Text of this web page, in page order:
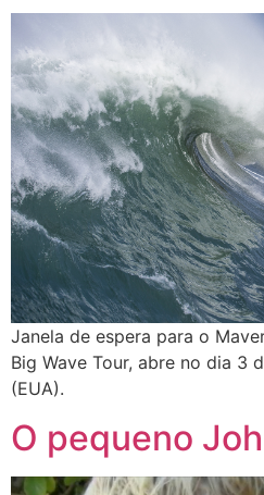
Janela de espera para o
Big Wave Tour, abre no dia 3
(EUA).
O pequeno